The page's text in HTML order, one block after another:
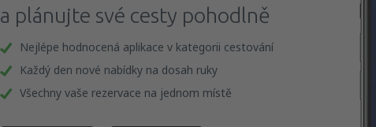
a plánujte své cesty pohodlně
Nejlépe hodnocená aplikace v kategorii cestování
Každý den nové nabídky na dosah ruky
Všechny vaše rezervace na jednom místě